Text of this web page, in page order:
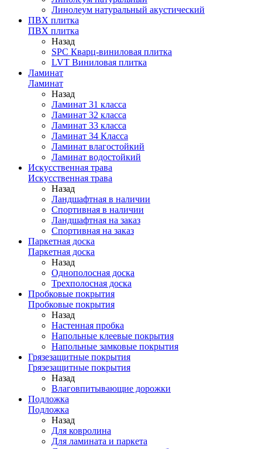
Линолеум натуральный акустический
ПВХ плитка
ПВХ плитка
Назад
SPC Кварц-виниловая плитка
LVT Виниловая плитка
Ламинат
Ламинат
Назад
Ламинат 31 класса
Ламинат 32 класса
Ламинат 33 класса
Ламинат 34 Класса
Ламинат влагостойкий
Ламинат водостойкий
Искусственная трава
Искусственная трава
Назад
Ландшафтная в наличии
Спортивная в наличии
Ландшафтная на заказ
Спортивная на заказ
Паркетная доска
Паркетная доска
Назад
Однополосная доска
Трехполосная доска
Пробковые покрытия
Пробковые покрытия
Назад
Настенная пробка
Напольные клеевые покрытия
Напольные замковые покрытия
Грязезащитные покрытия
Грязезащитные покрытия
Назад
Влаговпитывающие дорожки
Подложка
Подложка
Назад
Для ковролина
Для ламината и паркета